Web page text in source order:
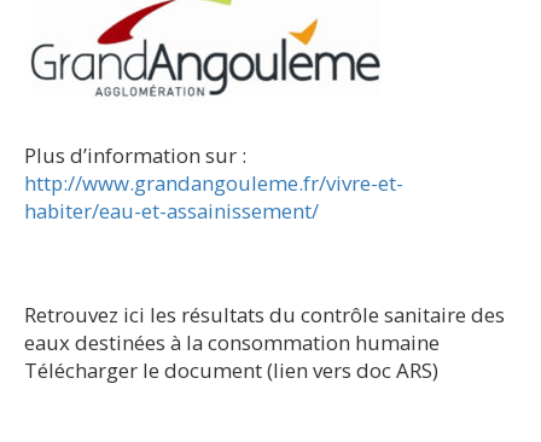
Plus d’information sur :
http://www.grandangouleme.fr/vivre-et-
habiter/eau-et-assainissement/
Retrouvez ici les résultats du contrôle sanitaire des
eaux destinées à la consommation humaine
Télécharger le document (lien vers doc ARS)